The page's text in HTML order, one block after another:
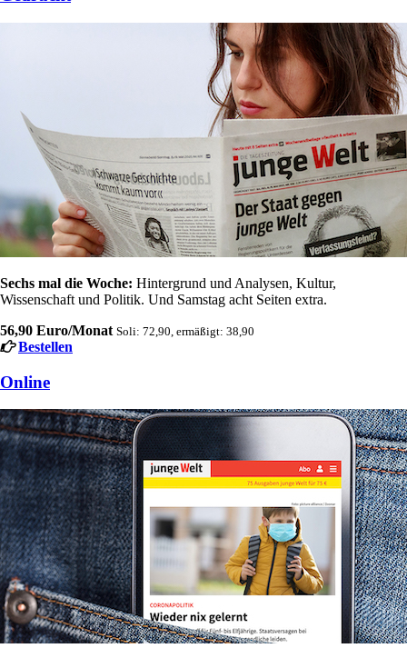
Sechs mal die Woche: Hintergrund und Analysen, Kultur,
Wissenschaft und Politik. Und Samstag acht Seiten extra.
56,90 Euro/Monat Soli: 72,90, ermäßigt: 38,90
Bestellen
Online